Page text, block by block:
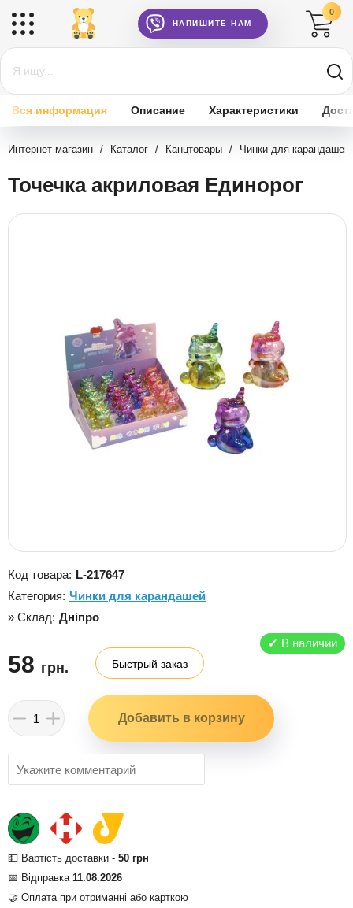
НАПИШИТЕ НАМ
0
Вся информация Описание Характеристики
Интернет-магазин / Каталог / Канцтовары / Чинки для карандашей
Точечка акриловая Единорог
Код товара: L-217647
Категория: Чинки для карандашей
» Склад: Дніпро
✔ В наличии
58 грн. Быстрый заказ
💵 Вартість доставки - 50 грн
📅 Відправка 11.08.2026
🤝 Оплата при отриманні або карткою